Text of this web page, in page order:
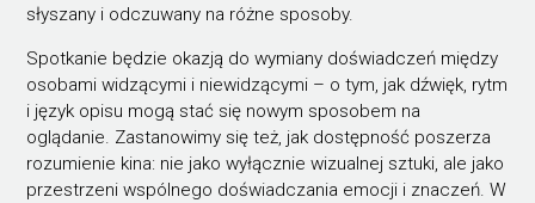
słyszany i odczuwany na różne sposoby.
Spotkanie będzie okazją do wymiany doświadczeń między
osobami widzącymi i niewidzącymi – o tym, jak dźwięk, rytm
i język opisu mogą stać się nowym sposobem na
oglądanie. Zastanowimy się też, jak dostępność poszerza
rozumienie kina: nie jako wyłącznie wizualnej sztuki, ale jako
przestrzeni wspólnego doświadczania emocji i znaczeń. W